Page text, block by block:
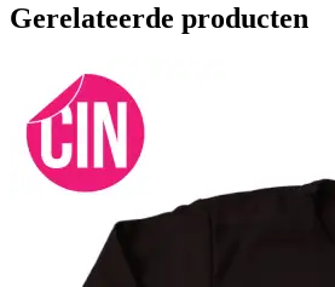
Gerelateerde producten